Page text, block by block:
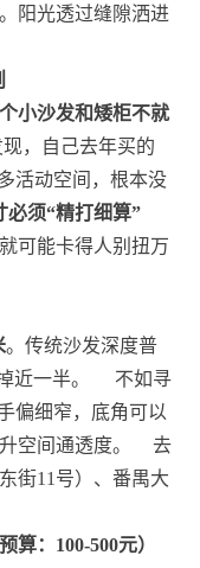
阳光透过缝隙洒进
小沙发和矮柜不就
，自己去年买的
活动空间，根本没
必须“精打细算”
可能卡得人别扭万
。传统沙发深度普
近一半。
不如寻
偏细窄，底角可以
空间通透度。
去
街11号）、番禺大
算：100-500元）